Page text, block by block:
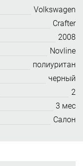
Volkswagen
Crafter
2008
Novline
полиуритан
черный
2
3 мес
Салон